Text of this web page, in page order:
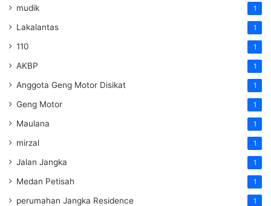
mudik 1
Lakalantas 1
110 1
AKBP 1
Anggota Geng Motor Disikat 1
Geng Motor 1
Maulana 1
mirzal 1
Jalan Jangka 1
Medan Petisah 1
perumahan Jangka Residence 1